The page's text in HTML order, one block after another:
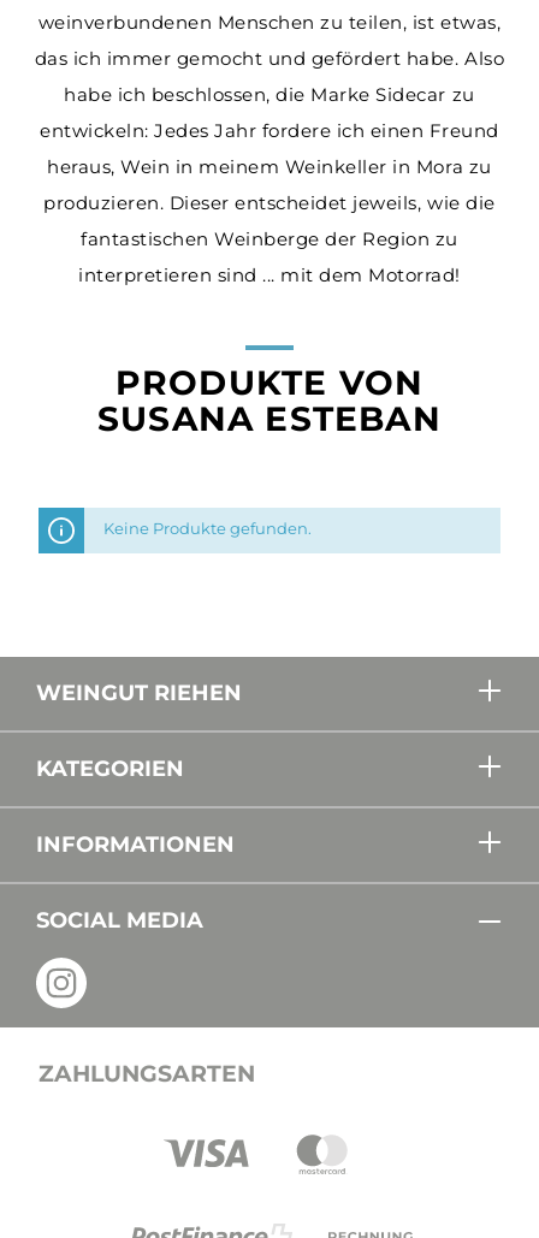
weinverbundenen Menschen zu teilen, ist etwas,
das ich immer gemocht und gefördert habe. Also
habe ich beschlossen, die Marke Sidecar zu
entwickeln: Jedes Jahr fordere ich einen Freund
heraus, Wein in meinem Weinkeller in Mora zu
produzieren. Dieser entscheidet jeweils, wie die
fantastischen Weinberge der Region zu
interpretieren sind ... mit dem Motorrad!
PRODUKTE VON
SUSANA ESTEBAN
Keine Produkte gefunden.
WEINGUT RIEHEN
KATEGORIEN
INFORMATIONEN
SOCIAL MEDIA
ZAHLUNGSARTEN